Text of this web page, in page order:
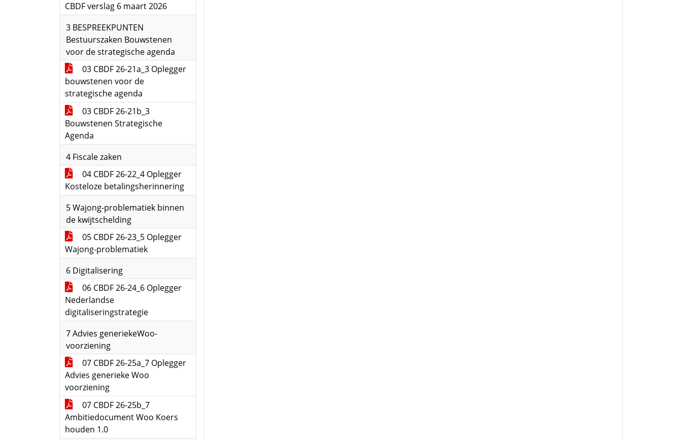
CBDF verslag 6 maart 2026
3 BESPREEKPUNTEN
Bestuurszaken Bouwstenen
voor de strategische agenda
03 CBDF 26-21a_3 Oplegger
bouwstenen voor de
strategische agenda
03 CBDF 26-21b_3
Bouwstenen Strategische
Agenda
4 Fiscale zaken
04 CBDF 26-22_4 Oplegger
Kosteloze betalingsherinnering
5 Wajong-problematiek binnen
de kwijtschelding
05 CBDF 26-23_5 Oplegger
Wajong-problematiek
6 Digitalisering
06 CBDF 26-24_6 Oplegger
Nederlandse
digitaliseringstrategie
7 Advies generiekeWoo-
voorziening
07 CBDF 26-25a_7 Oplegger
Advies generieke Woo
voorziening
07 CBDF 26-25b_7
Ambitiedocument Woo Koers
houden 1.0